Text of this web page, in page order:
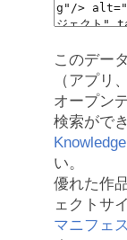
このデー
（アプリ
オープン
検索ができ
い。
優れた作
ェクトサ
マニフェ